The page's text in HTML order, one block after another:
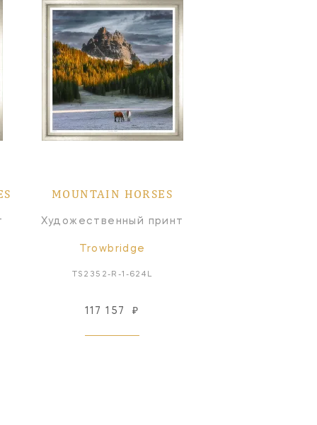
MOUNTAIN HORSES
Художественный принт
Trowbridge
TS2352-R-1-624L
117 157 ₽